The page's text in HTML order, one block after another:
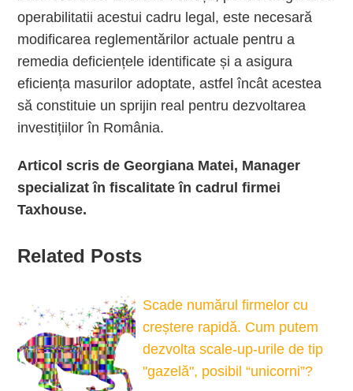
operabilitatii acestui cadru legal, este necesară
modificarea reglementărilor actuale pentru a
remedia deficiențele identificate și a asigura
eficiența masurilor adoptate, astfel încât acestea
să constituie un sprijin real pentru dezvoltarea
investițiilor în România.
Articol scris de Georgiana Matei, Manager
specializat în fiscalitate în cadrul firmei
Taxhouse.
Related Posts
Scade numărul firmelor cu
creștere rapidă. Cum putem
dezvolta scale-up-urile de tip
"gazelă", posibil “unicorni”?